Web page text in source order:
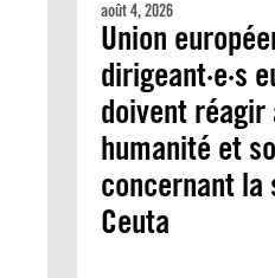
août 4, 2026
Union
dirigeant·e·s
doivent réagir
humanité et
concernant la
Ceuta